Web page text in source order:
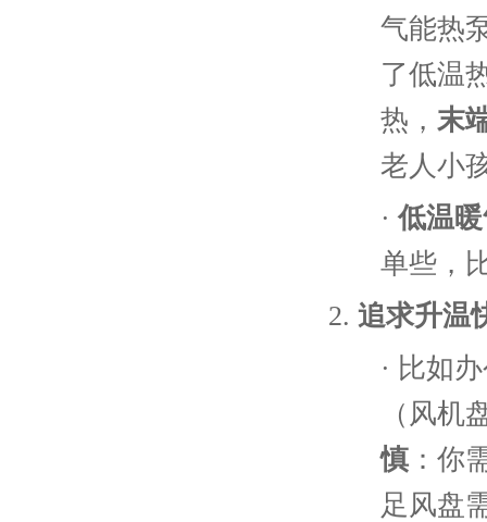
气能热
了低温
热， 末
老人小
·低温
单些，
2. 追求升温
· 比如
（风机
慎 ：你
足风盘